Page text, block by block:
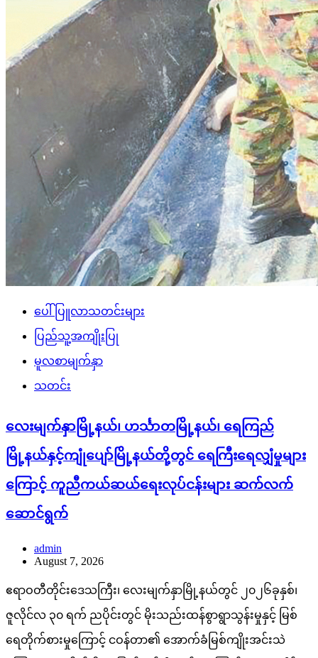
ပေါ်ပြူလာသတင်းများ
ပြည်သူ့အကျိုးပြု
မူလစာမျက်နှာ
သတင်း
လေးမျက်နှာမြို့နယ်၊ ဟင်္သာတမြို့နယ်၊ ရေကြည်
မြို့နယ်နှင့်ကျုံပျော်မြို့နယ်တို့တွင် ရေကြီးရေလျှံမှုများ
ကြောင့် ကူညီကယ်ဆယ်ရေးလုပ်ငန်းများ ဆက်လက်
ဆောင်ရွက်
admin
August 7, 2026
ဧရာဝတီတိုင်းဒေသကြီး၊ လေးမျက်နှာမြို့နယ်တွင် ၂၀၂၆ခုနှစ်၊
ဇူလိုင်လ ၃၀ ရက် ညပိုင်းတွင် မိုးသည်းထန်စွာရွာသွန်းမှုနှင့် မြစ်
ရေတိုက်စားမှုကြောင့် ငဝန်တာ၏ အောက်ခံမြစ်ကျိုးအင်းသဲ